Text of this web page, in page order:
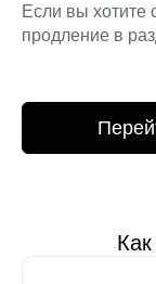
Если вы хотите
продление в